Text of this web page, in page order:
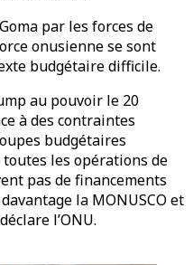
par les forces de
onusienne se sont
budgétaire difficile.
au pouvoir le 20
à des contraintes
budgétaires
les opérations de
pas de financements
la MONUSCO et
l’ONU.